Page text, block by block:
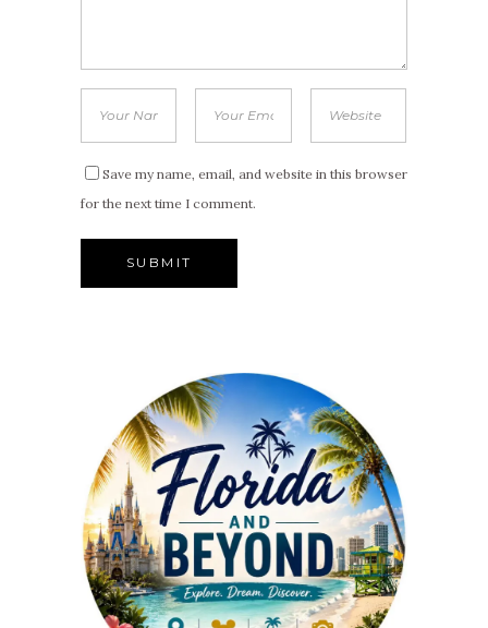
Save my name, email, and website in this browser
for the next time I comment.